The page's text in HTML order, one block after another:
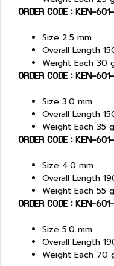
ORDER CODE : KEN-
Size 2.5 mm
Overall Length
Weight Each 30
ORDER CODE : KEN-
Size 3.0 mm
Overall Length
Weight Each 35 g
ORDER CODE : KEN-
Size 4.0 mm
Overall Length
Weight Each 55 g
ORDER CODE : KEN-
Size 5.0 mm
Overall Length
Weight Each 70